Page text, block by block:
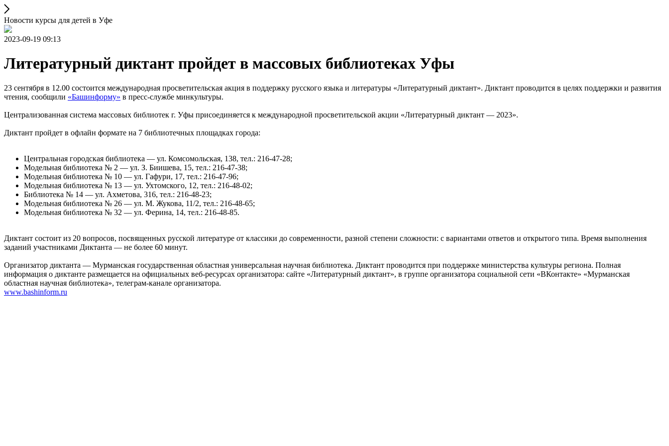
Новости курсы для детей в Уфе
2023-09-19 09:13
Литературный диктант пройдет в массовых библиотеках Уфы
23 сентября в 12.00 состоится международная просветительская акция в поддержку русского языка и литературы «Литературный диктант». Диктант проводится в целях поддержки и развития
чтения, сообщили «Башинформу» в пресс-службе минкультуры.
Централизованная система массовых библиотек г. Уфы присоединяется к международной просветительской акции «Литературный диктант — 2023».
Диктант пройдет в офлайн формате на 7 библиотечных площадках города:
Центральная городская библиотека — ул. Комсомольская, 138, тел.: 216-47-28;
Модельная библиотека № 2 — ул. З. Биишева, 15, тел.: 216-47-38;
Модельная библиотека № 10 — ул. Гафури, 17, тел.: 216-47-96;
Модельная библиотека № 13 — ул. Ухтомского, 12, тел.: 216-48-02;
Библиотека № 14 — ул. Ахметова, 316, тел.: 216-48-23;
Модельная библиотека № 26 — ул. М. Жукова, 11/2, тел.: 216-48-65;
Модельная библиотека № 32 — ул. Ферина, 14, тел.: 216-48-85.
Диктант состоит из 20 вопросов, посвященных русской литературе от классики до современности, разной степени сложности: с вариантами ответов и открытого типа. Время выполнения
заданий участниками Диктанта — не более 60 минут.
Организатор диктанта — Мурманская государственная областная универсальная научная библиотека. Диктант проводится при поддержке министерства культуры региона. Полная
информация о диктанте размещается на официальных веб-ресурсах организатора: сайте «Литературный диктант», в группе организатора социальной сети «ВКонтакте» «Мурманская
областная научная библиотека», телеграм-канале организатора.
www.bashinform.ru